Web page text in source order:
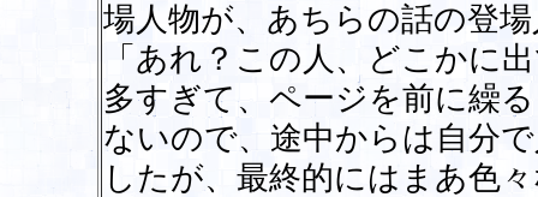
場人物が、あちらの話の登
「あれ？この人、どこかに
多すぎて、ページを前に繰
ないので、途中からは自分
したが、最終的にはまあ色